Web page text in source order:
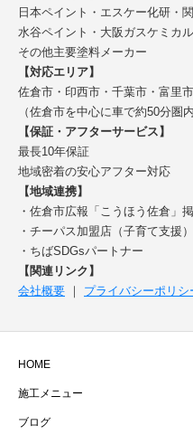
日本ペイント・エスケー化研・
水谷ペイント・大阪ガスケミカ
その他主要塗料メーカー
【対応エリア】
佐倉市・印西市・千葉市・富里
（佐倉市を中心に車で約50分圏内
【保証・アフターサービス】
最長10年保証
地域密着の安心アフター対応
【地域連携】
・佐倉市広報「こうほう佐倉」
・チーパス加盟店（子育て支援）
・ちばSDGsパートナー
【関連リンク】
会社概要 ｜ プライバシーポリシ
HOME
施工メニュー
ブログ